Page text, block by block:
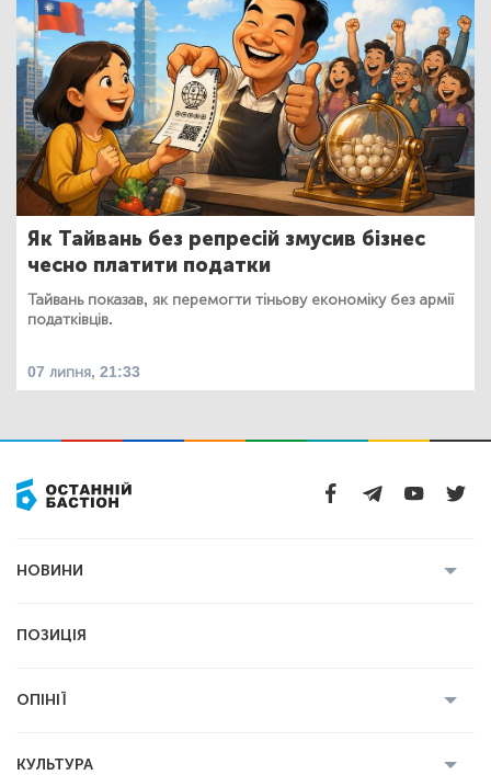
Як Тайвань без репресій змусив бізнес
чесно платити податки
Тайвань показав, як перемогти тіньову економіку без армії
податківців.
07 липня, 21:33
НОВИНИ
Економіка
ПОЗИЦІЯ
ОПІНІЇ
КУЛЬТУРА